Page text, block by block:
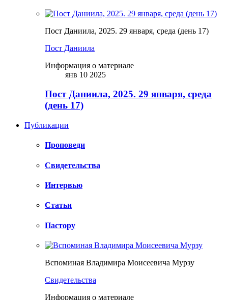
Пост Даниила, 2025. 29 января, среда (день 17)
Пост Даниила
Информация о материале
янв 10 2025
Пост Даниила, 2025. 29 января, среда
(день 17)
Публикации
Проповеди
Свидетельства
Интервью
Статьи
Пастору
Вспоминая Владимира Моисеевича Мурзу
Свидетельства
Информация о материале